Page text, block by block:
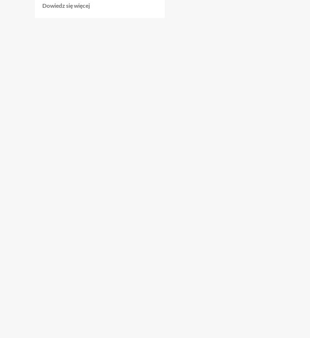
Dowiedz się więcejDowiedz